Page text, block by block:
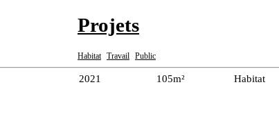
Projets
Habitat Travail Public
2021 105m² Habitat